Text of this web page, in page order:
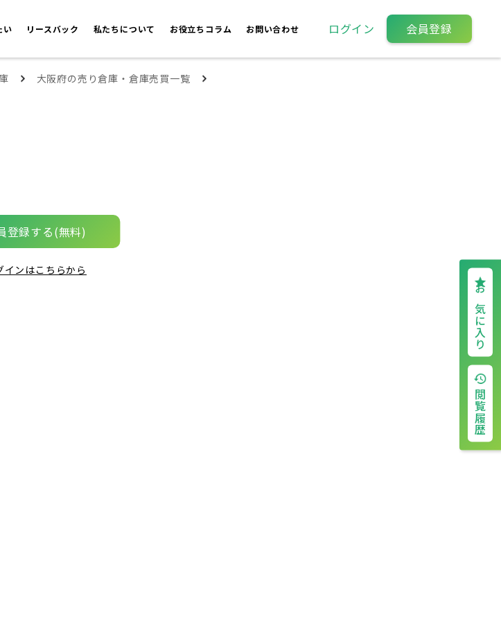
い リースバック 私たちについて お役立ちコラム お問い合わせ ログイン 会員登録
大阪府の売り倉庫・倉庫売買一覧
お気に入り
閲覧履歴
登録する(無料)
インはこちらから